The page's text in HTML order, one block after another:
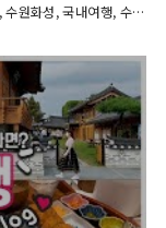
경기도 수원에 이런곳이? 우아하고 장엄한 건축의 걸작, 수원화성, 국내여행, 수원여행, 경기도여행, 행복여행